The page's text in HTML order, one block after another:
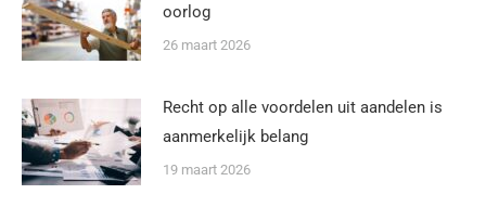
oorlog
26 maart 2026
Recht op alle voordelen uit aandelen is
aanmerkelijk belang
19 maart 2026